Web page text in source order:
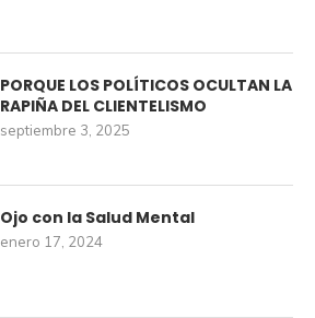
PORQUE LOS POLÍTICOS OCULTAN LA
RAPIÑA DEL CLIENTELISMO
septiembre 3, 2025
Ojo con la Salud Mental
enero 17, 2024